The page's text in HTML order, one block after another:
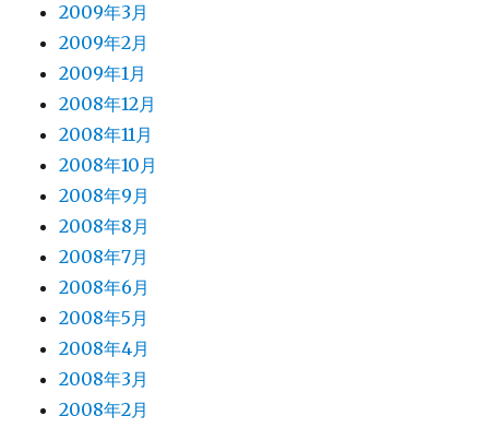
2009年3月
2009年2月
2009年1月
2008年12月
2008年11月
2008年10月
2008年9月
2008年8月
2008年7月
2008年6月
2008年5月
2008年4月
2008年3月
2008年2月